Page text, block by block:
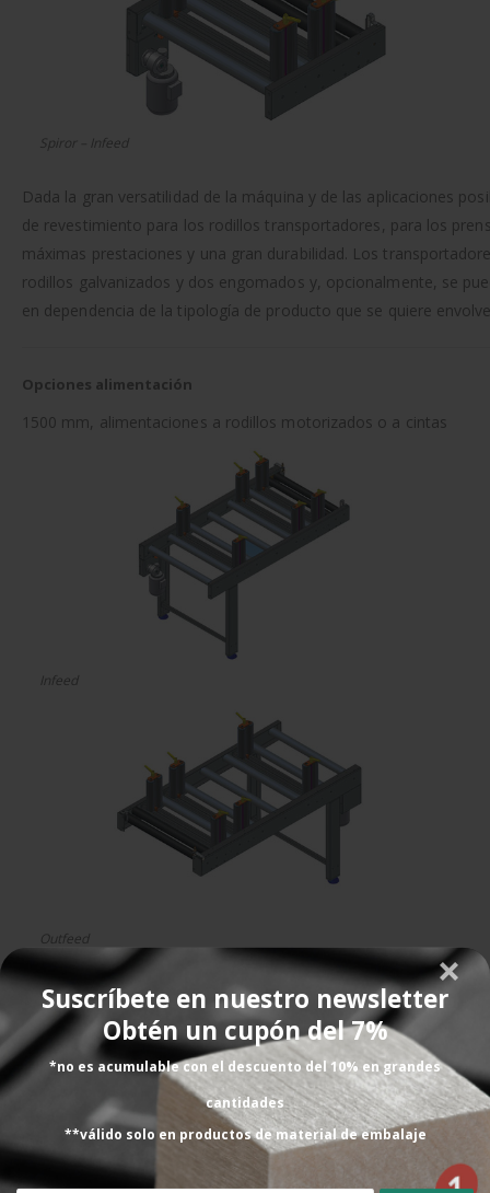
Suscríbete en nuestro newsletter
Obtén un cupón del 7%
*no es acumulable con el descuento del 10% en grandes
cantidades
**válido solo en productos de material de embalaje
Spiror – Infeed
Dada la gran versatilidad de la máquina y de las aplicaciones
de revestimiento para los rodillos transportadores, para los
máximas prestaciones y una gran durabilidad. Los
rodillos galvanizados y dos engomados y, opcionalmente, se
en dependencia de la tipología de producto que se quiere
Opciones alimentación
1500 mm, alimentaciones a rodillos motorizados o a cintas
Infeed
Outfeed